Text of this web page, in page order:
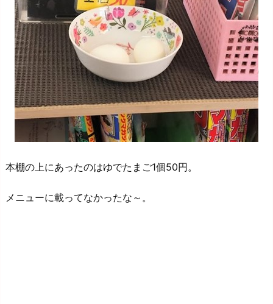
本棚の上にあったのはゆでたまご1個50円。
メニューに載ってなかったな～。